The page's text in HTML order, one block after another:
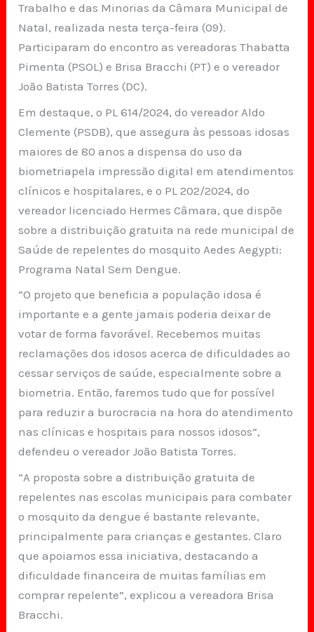
Trabalho e das Minorias da Câmara Municipal de
Natal, realizada nesta terça-feira (09).
Participaram do encontro as vereadoras Thabatta
Pimenta (PSOL) e Brisa Bracchi (PT) e o vereador
João Batista Torres (DC).
Em destaque, o PL 614/2024, do vereador Aldo
Clemente (PSDB), que assegura às pessoas idosas
maiores de 80 anos a dispensa do uso da
biometriapela impressão digital em atendimentos
clínicos e hospitalares, e o PL 202/2024, do
vereador licenciado Hermes Câmara, que dispõe
sobre a distribuição gratuita na rede municipal de
Saúde de repelentes do mosquito Aedes Aegypti:
Programa Natal Sem Dengue.
“O projeto que beneficia a população idosa é
importante e a gente jamais poderia deixar de
votar de forma favorável. Recebemos muitas
reclamações dos idosos acerca de dificuldades ao
cessar serviços de saúde, especialmente sobre a
biometria. Então, faremos tudo que for possível
para reduzir a burocracia na hora do atendimento
nas clínicas e hospitais para nossos idosos”,
defendeu o vereador João Batista Torres.
“A proposta sobre a distribuição gratuita de
repelentes nas escolas municipais para combater
o mosquito da dengue é bastante relevante,
principalmente para crianças e gestantes. Claro
que apoiamos essa iniciativa, destacando a
dificuldade financeira de muitas famílias em
comprar repelente”, explicou a vereadora Brisa
Bracchi.